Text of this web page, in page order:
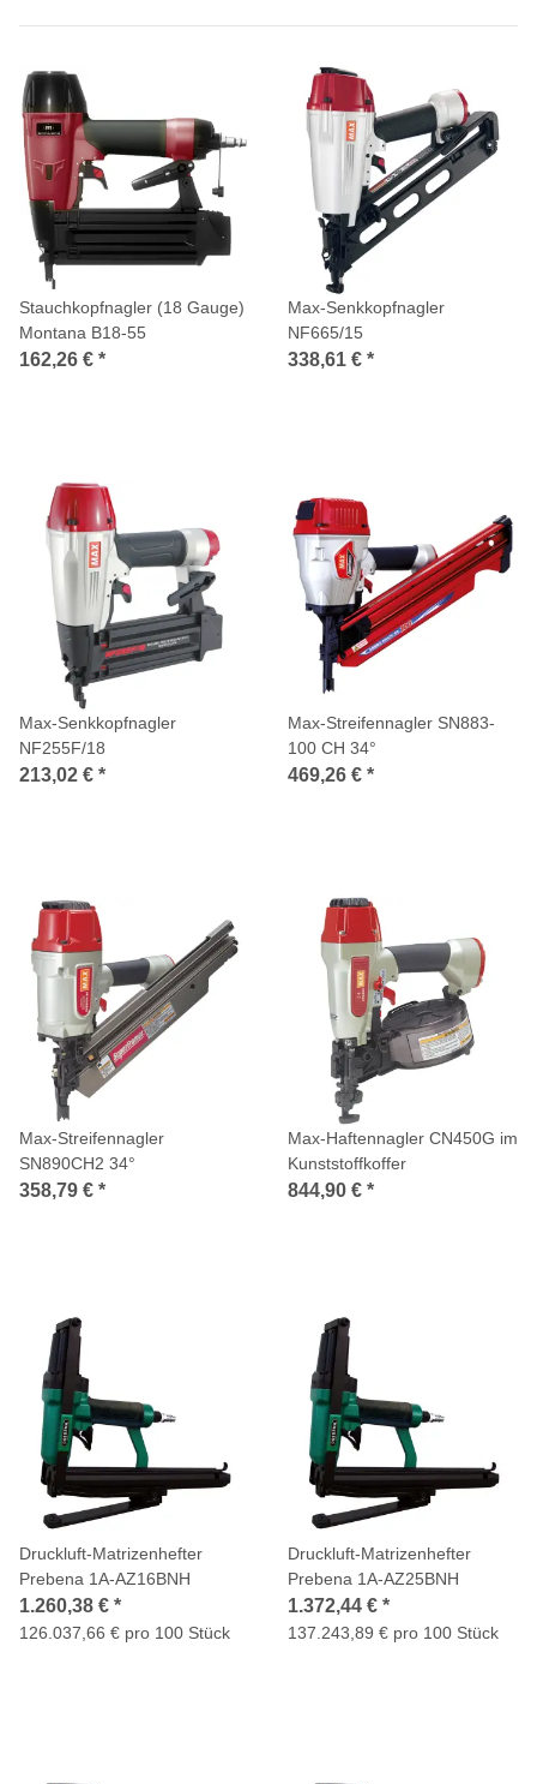
Stauchkopfnagler (18 Gauge)
Montana B18-55
162,26 € *
Max-Senkkopfnagler
NF665/15
338,61 € *
Max-Senkkopfnagler
NF255F/18
213,02 € *
Max-Streifennagler SN883-
100 CH 34°
469,26 € *
Max-Streifennagler
SN890CH2 34°
358,79 € *
Max-Haftennagler CN450G im
Kunststoffkoffer
844,90 € *
Druckluft-Matrizenhefter
Prebena 1A-AZ16BNH
1.260,38 € *
126.037,66 € pro 100 Stück
Druckluft-Matrizenhefter
Prebena 1A-AZ25BNH
1.372,44 € *
137.243,89 € pro 100 Stück